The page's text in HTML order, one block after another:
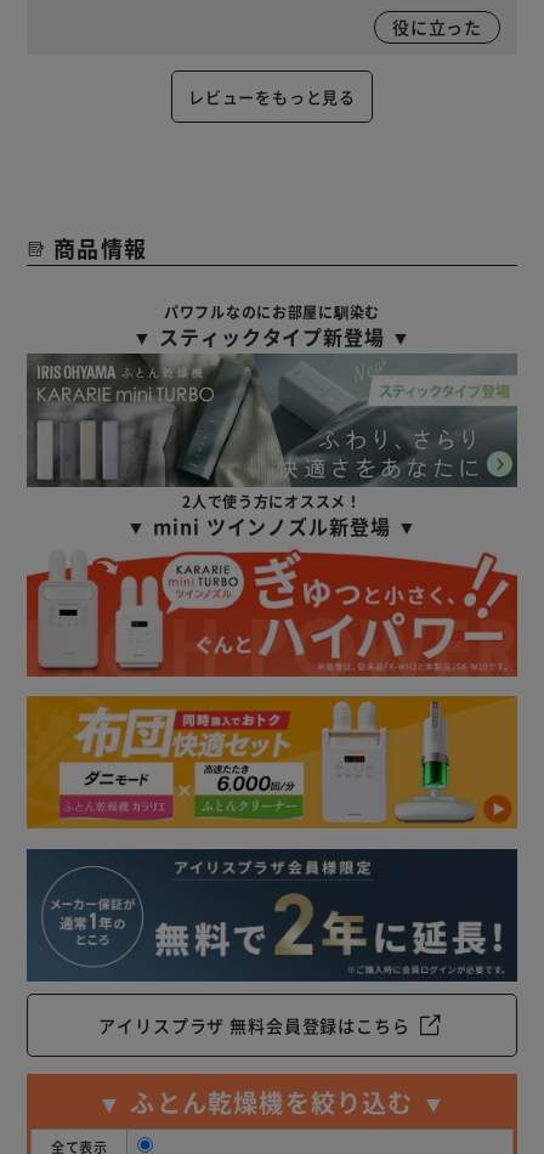
役に立った
レビューをもっと見る
商品情報
パワフルなのにお部屋に馴染む
▼ スティックタイプ新登場 ▼
2人で使う方にオススメ！
▼ mini ツインノズル新登場 ▼
アイリスプラザ 無料会員登録はこちら
▼ ふとん乾燥機を絞り込む ▼
全て表示